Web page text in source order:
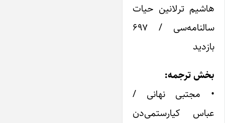
هاشیم ترلانین حیات
سالنامه‌سی / ۶۹۷
بازدید
بخش ترجمه:
• مجتبی نهانی /
عباس کیارستمی‌دن